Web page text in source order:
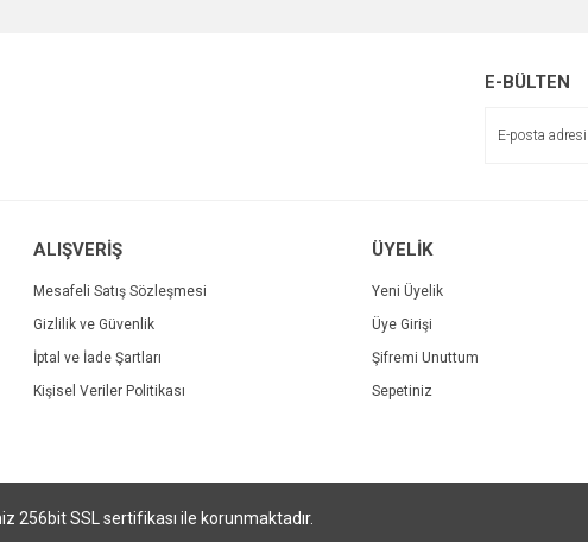
Shiffa Home Zerdeçal Ekstraklı Softjel
90,65 TL
20,37 TL
E-BÜLTEN
ALIŞVERİŞ
Mesafeli Satış Sözleşmesi
Gizlilik ve Güvenlik
İptal ve İade Şartları
Kişisel Veriler Politikası
ÜYELİK
Yeni Üyelik
Üye Girişi
Şifremi Unuttum
Sepetiniz
256bit SSL sertifikası ile korunmaktadır.